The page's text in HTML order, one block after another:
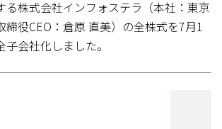
る株式会社インフォステラ（本社：東京
役CEO：倉原 直美）の全株式を7月1
会社化しました。